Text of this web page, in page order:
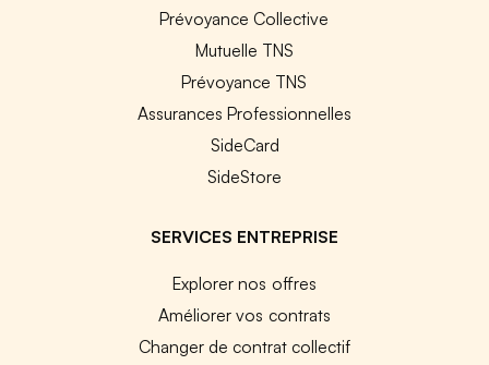
Prévoyance Collective
Mutuelle TNS
Prévoyance TNS
Assurances Professionnelles
SideCard
SideStore
SERVICES ENTREPRISE
Explorer nos offres
Améliorer vos contrats
Changer de contrat collectif